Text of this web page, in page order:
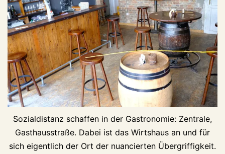
Sozialdistanz schaffen in der Gastronomie: Zentrale,
Gasthausstraße. Dabei ist das Wirtshaus an und für
sich eigentlich der Ort der nuancierten Übergriffigkeit.